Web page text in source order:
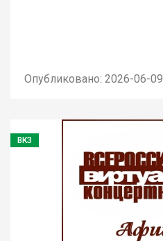
Опубликовано: 2026-06-09
ВКЗ